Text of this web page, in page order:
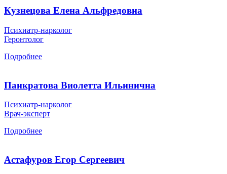
Кузнецова Елена Альфредовна
Психиатр-нарколог
Геронтолог
Подробнее
Панкратова Виолетта Ильинична
Психиатр-нарколог
Врач-эксперт
Подробнее
Астафуров Егор Сергеевич